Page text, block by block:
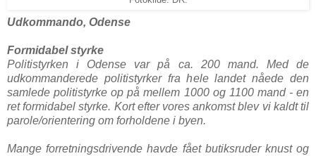
Udkommando, Odense
Formidabel styrke
Politistyrken i Odense var på ca. 200 mand. Med de
udkommanderede politistyrker fra hele landet nåede den
samlede politistyrke op på mellem 1000 og 1100 mand - en
ret formidabel styrke. Kort efter vores ankomst blev vi kaldt til
parole/orientering om forholdene i byen.
Mange forretningsdrivende havde fået butiksruder knust og